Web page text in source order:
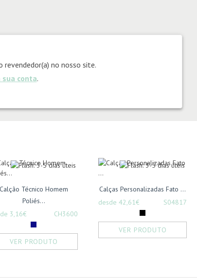
revendedor(a) no nosso site.
conta.
Calção Técnico Homem
Poliés...
3,16€
CH3600
VER PRODUTO
Calças Personalizadas Fato ...
desde 42,61€
S04817
VER PRODUTO